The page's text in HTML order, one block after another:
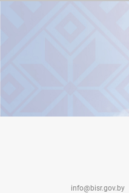
info@bisr.gov.by